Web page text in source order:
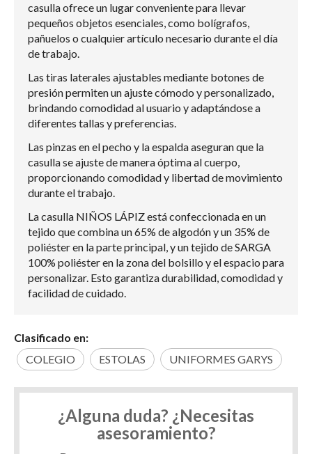
casulla ofrece un lugar conveniente para llevar
pequeños objetos esenciales, como bolígrafos,
pañuelos o cualquier artículo necesario durante el día
de trabajo.
Las tiras laterales ajustables mediante botones de
presión permiten un ajuste cómodo y personalizado,
brindando comodidad al usuario y adaptándose a
diferentes tallas y preferencias.
Las pinzas en el pecho y la espalda aseguran que la
casulla se ajuste de manera óptima al cuerpo,
proporcionando comodidad y libertad de movimiento
durante el trabajo.
La casulla NIÑOS LÁPIZ está confeccionada en un
tejido que combina un 65% de algodón y un 35% de
poliéster en la parte principal, y un tejido de SARGA
100% poliéster en la zona del bolsillo y el espacio para
personalizar. Esto garantiza durabilidad, comodidad y
facilidad de cuidado.
Clasificado en:
COLEGIO
ESTOLAS UNIFORMES GARYS
¿Alguna duda? ¿Necesitas
asesoramiento?